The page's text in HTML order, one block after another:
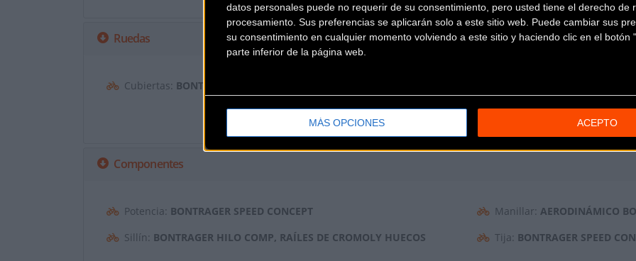
datos personales puede no requerir de su consentimiento, pero usted tiene el derecho de
procesamiento. Sus preferencias se aplicarán solo a este sitio web. Puede cambiar sus
su consentimiento en cualquier momento volviendo a este sitio y haciendo clic en el botón
parte inferior de la página web.
MÁS OPCIONES ACEPTO
Ruedas
Cubiertas: BONTRAGER R2 HARD-CASE LITE 700 X 25C
BONTRAGER
Componentes
Potencia: BONTRAGER SPEED CONCEPT Manillar: AERODINÁMICO
Sillín: BONTRAGER HILO COMP, RAÍLES DE CROMOLY HUECOS Tija: BONTRAGER SPEED